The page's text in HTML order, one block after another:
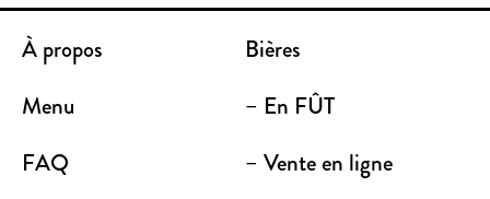
À propos
Bières
Menu
– En FÛT
FAQ
– Vente en ligne